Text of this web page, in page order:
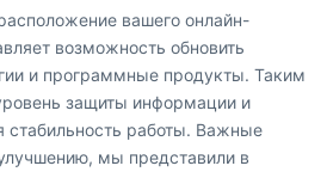
вашего онлайн-
возможность обновить
и программные продукты. Таким
защиты информации и
стабильность работы. Важные
мы представили в